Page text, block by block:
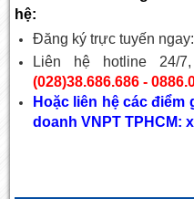
hệ:
Đăng ký trực tuyến ngay:
Liên hệ hotline 24/
(028)38.686.686 -
Hoặc liên hệ các điểm
doanh VNPT TPHCM: